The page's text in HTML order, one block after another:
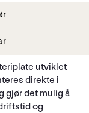
utviklet
direkte i
gjør det mulig å
og